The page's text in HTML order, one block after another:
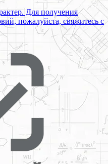
Для получения
пожалуйста, свяжитесь с